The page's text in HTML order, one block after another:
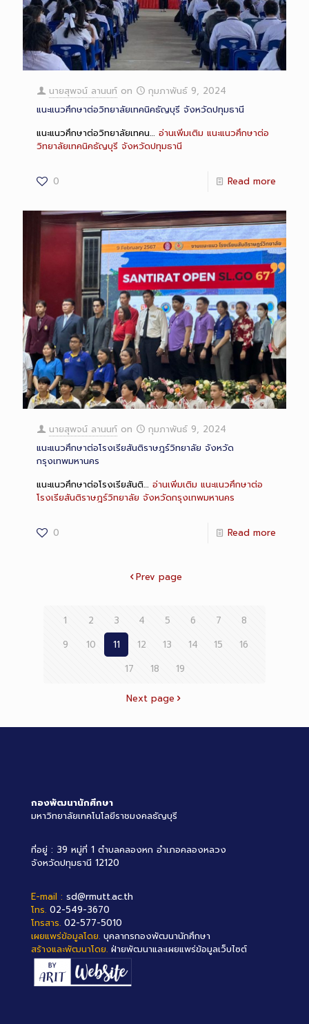
นายสุพจน์ ลานนท์ on
กุมภาพันธ์ 9, 2024
แนะแนวศึกษาต่อวิทยาลัยเทคนิคธัญบุรี จังหวัดปทุมธานี
แนะแนวศึกษาต่อวิทยาลัยเทคน… อ่านเพิ่มเติม แนะแนวศึกษาต่อ
วิทยาลัยเทคนิคธัญบุรี จังหวัดปทุมธานี
0 Read more
นายสุพจน์ ลานนท์ on
กุมภาพันธ์ 9, 2024
แนะแนวศึกษาต่อโรงเรียสันติราษฎร์วิทยาลัย จังหวัด
กรุงเทพมหานคร
แนะแนวศึกษาต่อโรงเรียสันติ… อ่านเพิ่มเติม แนะแนวศึกษาต่อ
โรงเรียสันติราษฎร์วิทยาลัย จังหวัดกรุงเทพมหานคร
0 Read more
Prev page
1 2 3 4 5 6 7
8
9
10 11 12 13 14 15
16
17
18 19
Next page
กองพัฒนานักศึกษา
มหาวิทยาลัยเทคโนโลยีราชมงคลธัญบุรี
ที่อยู่ : 39 หมู่ที่ 1 ตำบลคลองหก อำเภอคลองหลวง
จังหวัดปทุมธานี 12120
E-mail : sd@rmutt.ac.th
โทร. 02-549-3670
โทรสาร. 02-577-5010
เผยแพร่ข้อมูลโดย. บุคลากรกองพัฒนานักศึกษา
สร้างและพัฒนาโดย. ฝ่ายพัฒนาและเผยแพร่ข้อมูลเว็บไซต์